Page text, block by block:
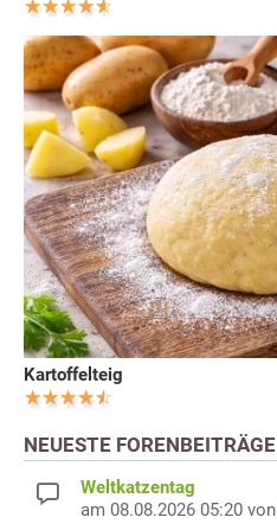
Kartoffelteig
NEUESTE FORENBEITRÄGE
Weltkatzentag
am 08.08.2026 05:20 von